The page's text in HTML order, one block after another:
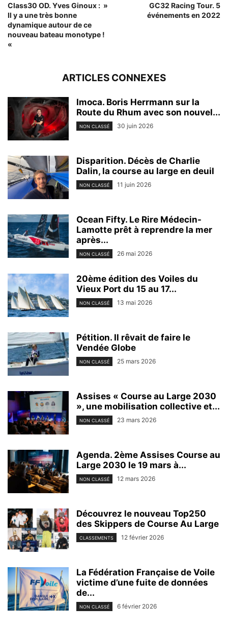
Class30 OD. Yves Ginoux : »
Il y a une très bonne
dynamique autour de ce
nouveau bateau monotype !
«
GC32 Racing Tour. 5
événements en 2022
ARTICLES CONNEXES
Imoca. Boris Herrmann sur la
Route du Rhum avec son nouvel...
NON CLASSÉ 30 juin 2026
Disparition. Décès de Charlie
Dalin, la course au large en deuil
NON CLASSÉ 11 juin 2026
Ocean Fifty. Le Rire Médecin-
Lamotte prêt à reprendre la mer
après...
NON CLASSÉ 26 mai 2026
20ème édition des Voiles du
Vieux Port du 15 au 17...
NON CLASSÉ 13 mai 2026
Pétition. Il rêvait de faire le
Vendée Globe
NON CLASSÉ 25 mars 2026
Assises « Course au Large 2030
», une mobilisation collective et...
NON CLASSÉ 23 mars 2026
Agenda. 2ème Assises Course au
Large 2030 le 19 mars à...
NON CLASSÉ 12 mars 2026
Découvrez le nouveau Top250
des Skippers de Course Au Large
CLASSEMENTS 12 février 2026
La Fédération Française de Voile
victime d’une fuite de données
de...
NON CLASSÉ 6 février 2026